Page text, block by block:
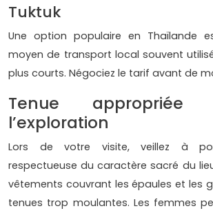
Tuktuk
Une option populaire en Thaïlande
moyen de transport local souvent
plus courts. Négociez le tarif avant de
Tenue
l’exploration
Lors de votre visite, veillez à
respectueuse du caractère sacré du
vêtements couvrant les épaules et les
tenues trop moulantes. Les femmes